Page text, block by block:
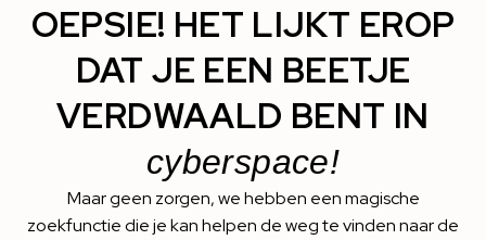
OEPSIE! HET LIJKT EROP
DAT JE EEN BEETJE
VERDWAALD BENT IN
cyberspace!
Maar geen zorgen, we hebben een magische
zoekfunctie die je kan helpen de weg te vinden naar de